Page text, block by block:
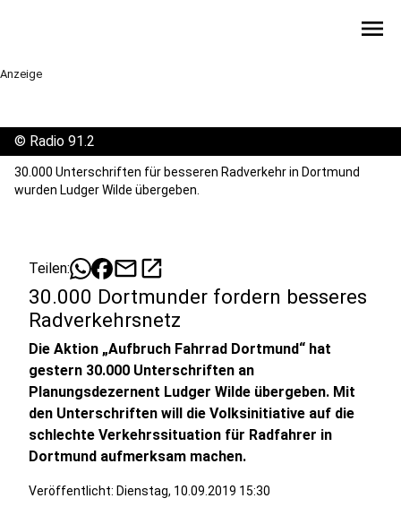
menu
Anzeige
© Radio 91.2
30.000 Unterschriften für besseren Radverkehr in Dortmund
wurden Ludger Wilde übergeben.
Teilen: mailopen_in_new
30.000 Dortmunder fordern besseres
Radverkehrsnetz
Die Aktion „Aufbruch Fahrrad Dortmund“ hat
gestern 30.000 Unterschriften an
Planungsdezernent Ludger Wilde übergeben. Mit
den Unterschriften will die Volksinitiative auf die
schlechte Verkehrssituation für Radfahrer in
Dortmund aufmerksam machen.
Veröffentlicht: Dienstag, 10.09.2019 15:30